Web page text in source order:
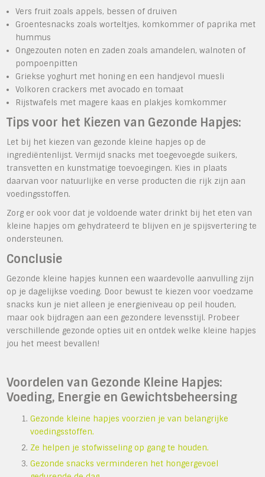
Vers fruit zoals appels, bessen of druiven
Groentesnacks zoals worteltjes, komkommer of paprika met
hummus
Ongezouten noten en zaden zoals amandelen, walnoten of
pompoenpitten
Griekse yoghurt met honing en een handjevol muesli
Volkoren crackers met avocado en tomaat
Rijstwafels met magere kaas en plakjes komkommer
Tips voor het Kiezen van Gezonde Hapjes:
Let bij het kiezen van gezonde kleine hapjes op de
ingrediëntenlijst. Vermijd snacks met toegevoegde suikers,
transvetten en kunstmatige toevoegingen. Kies in plaats
daarvan voor natuurlijke en verse producten die rijk zijn aan
voedingsstoffen.
Zorg er ook voor dat je voldoende water drinkt bij het eten van
kleine hapjes om gehydrateerd te blijven en je spijsvertering te
ondersteunen.
Conclusie
Gezonde kleine hapjes kunnen een waardevolle aanvulling zijn
op je dagelijkse voeding. Door bewust te kiezen voor voedzame
snacks kun je niet alleen je energieniveau op peil houden,
maar ook bijdragen aan een gezondere levensstijl. Probeer
verschillende gezonde opties uit en ontdek welke kleine hapjes
jou het meest bevallen!
Voordelen van Gezonde Kleine Hapjes:
Voeding, Energie en Gewichtsbeheersing
Gezonde kleine hapjes voorzien je van belangrijke
voedingsstoffen.
Ze helpen je stofwisseling op gang te houden.
Gezonde snacks verminderen het hongergevoel